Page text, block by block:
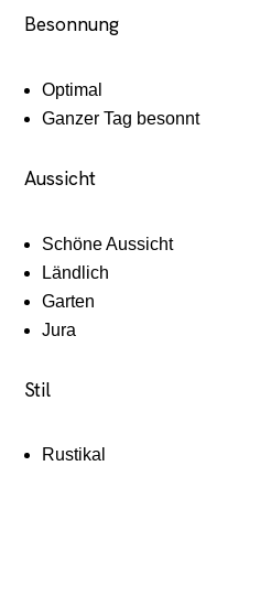
Besonnung
Optimal
Ganzer Tag besonnt
Aussicht
Schöne Aussicht
Ländlich
Garten
Jura
Stil
Rustikal